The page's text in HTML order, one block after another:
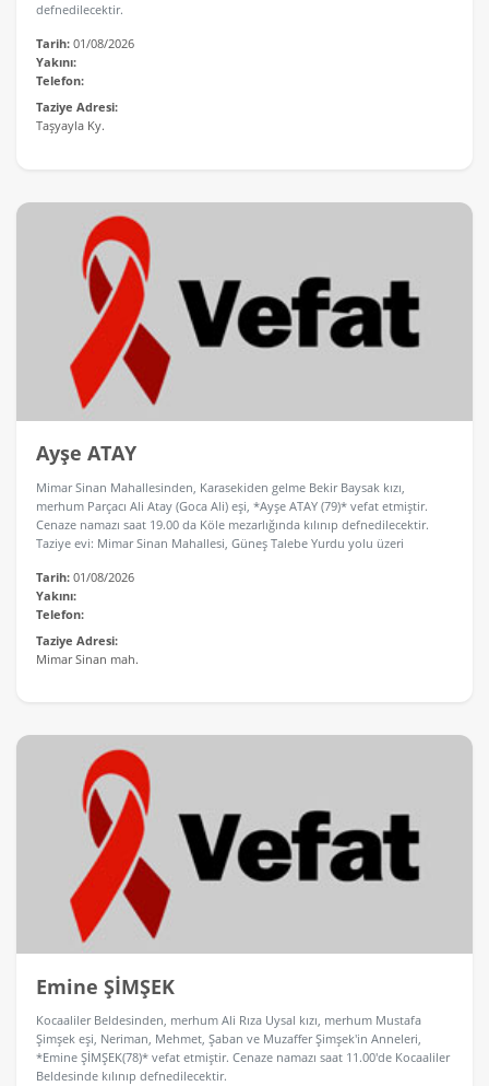
defnedilecektir.
Tarih:01/08/2026
Yakını:
Telefon:
Taziye Adresi:
Taşyayla Ky.
Ayşe ATAY
Mimar Sinan Mahallesinden, Karasekiden gelme Bekir Baysak kızı,
merhum Parçacı Ali Atay (Goca Ali) eşi, *Ayşe ATAY (79)* vefat etmiştir.
Cenaze namazı saat 19.00 da Köle mezarlığında kılınıp defnedilecektir.
Taziye evi: Mimar Sinan Mahallesi, Güneş Talebe Yurdu yolu üzeri
Tarih:01/08/2026
Yakını:
Telefon:
Taziye Adresi:
Mimar Sinan mah.
Emine ŞİMŞEK
Kocaaliler Beldesinden, merhum Ali Rıza Uysal kızı, merhum Mustafa
Şimşek eşi, Neriman, Mehmet, Şaban ve Muzaffer Şimşek'in Anneleri,
*Emine ŞİMŞEK(78)* vefat etmiştir. Cenaze namazı saat 11.00'de Kocaaliler
Beldesinde kılınıp defnedilecektir.